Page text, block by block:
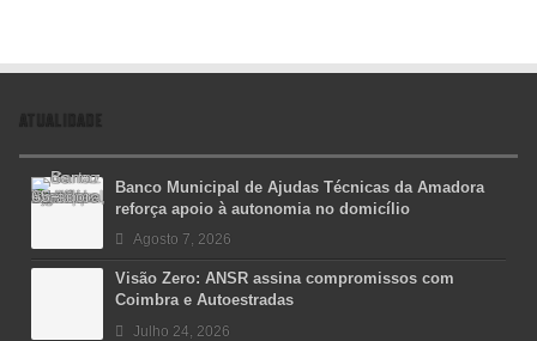
ATUALIDADE
Banco Municipal de Ajudas Técnicas da Amadora
reforça apoio à autonomia no domicílio
Agosto 7, 2026
Visão Zero: ANSR assina compromissos com
Coimbra e Autoestradas
Julho 24, 2026